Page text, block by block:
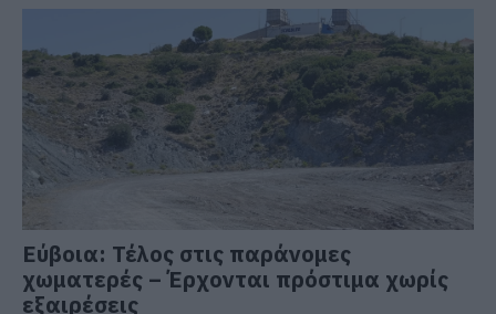
Εύβοια: Τέλος στις παράνομες
χωματερές – Έρχονται πρόστιμα χωρίς
εξαιρέσεις